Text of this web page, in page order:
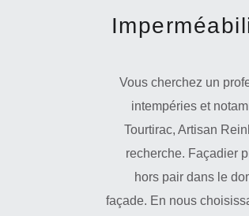
Vous cherchez un
intempéries et
Tourtirac, Artisan
recherche. Façadier
hors pair dans le
façade. En nous